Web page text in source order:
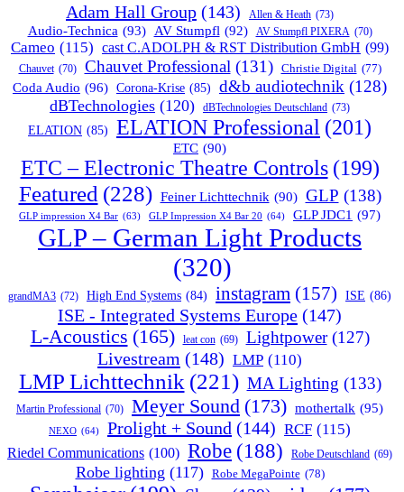
Adam Hall Group (143) Allen & Heath (73)
Audio-Technica (93) AV Stumpfl (92) AV Stumpfl PIXERA (70)
Cameo (115) cast C.ADOLPH & RST Distribution GmbH (99)
Chauvet (70) Chauvet Professional (131) Christie Digital (77)
Coda Audio (96) Corona-Krise (85) d&b audiotechnik (128)
dBTechnologies (120) dBTechnologies Deutschland (73)
ELATION (85) ELATION Professional (201)
ETC (90)
ETC – Electronic Theatre Controls (199)
Featured (228) Feiner Lichttechnik (90) GLP (138)
GLP impression X4 Bar (63) GLP Impression X4 Bar 20 (64) GLP JDC1 (97)
GLP – German Light Products
(320)
grandMA3 (72) High End Systems (84) instagram (157) ISE (86)
ISE - Integrated Systems Europe (147)
L-Acoustics (165) leat con (69) Lightpower (127)
Livestream (148) LMP (110)
LMP Lichttechnik (221) MA Lighting (133)
Martin Professional (70) Meyer Sound (173) mothertalk (95)
NEXO (64) Prolight + Sound (144) RCF (115)
Riedel Communications (100) Robe (188) Robe Deutschland (69)
Robe lighting (117) Robe MegaPointe (78)